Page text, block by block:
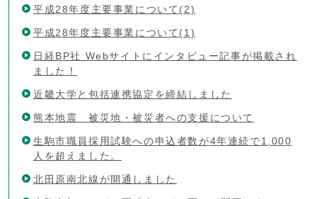
平成28年度主要事業について(2)
平成28年度主要事業について(1)
日経BP社 Webサイトにインタビュー記事が掲載され
ました！
近畿大学と包括連携協定を締結しました
熊本地震 被災地・被災者への支援について
生駒市職員採用試験への申込者数が4年連続で1,000
人を超えました。
北田原南北線が開通しました